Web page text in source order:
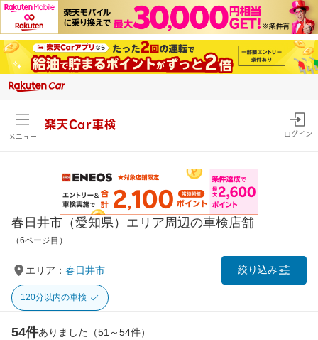
メニュー
楽天Car車検
ログイン
春日井市（愛知県）エリア周辺の車検店舗
（6ページ目）
エリア： 春日井市 絞り込み
120分以内の車検
54件ありました（51～54件）